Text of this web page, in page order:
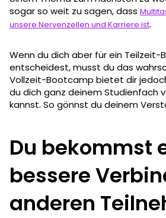
sogar so weit zu sagen, dass
unsere Nervenzellen und Karriere ist.
Wenn du dich aber für ein Teilzeit-
entscheidest, musst du das
Vollzeit-Bootcamp bietet dir
du dich ganz deinem Studienfach
kannst. So gönnst du deinem
Du bekommst
bessere
anderen